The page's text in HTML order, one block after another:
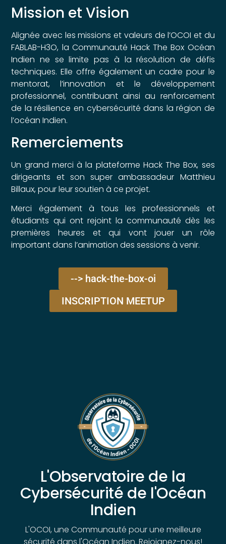
Mission et Vision
Alignée avec les missions et valeurs de l’OCOI et du
FABLAB-H3O, la Communauté Hack The Box Océan
Indien ne se limite pas à la résolution de défis
techniques. Elle offre également un cadre pour le
mentorat, l’innovation et le développement
professionnel, contribuant ainsi au renforcement
de la résilience en cybersécurité dans la région de
l’océan Indien.
Remerciements
Un grand merci à la plateforme Hack The Box, ses
dirigeants et son super ambassadeur Matthieu
Billaux, pour leur soutien à ce projet.
Merci également à tous les professionnels et
étudiants qui ont rejoint la communauté dès les
premières heures et qui vont jouer un rôle
important dans l’animation des sessions à venir.
--> hack-the-box-oi
INSCRIPTION MEETUP
L'Observatoire de la
Cybersécurité de l'Océan
Indien
L'OCOI, une Communauté pour une meilleure